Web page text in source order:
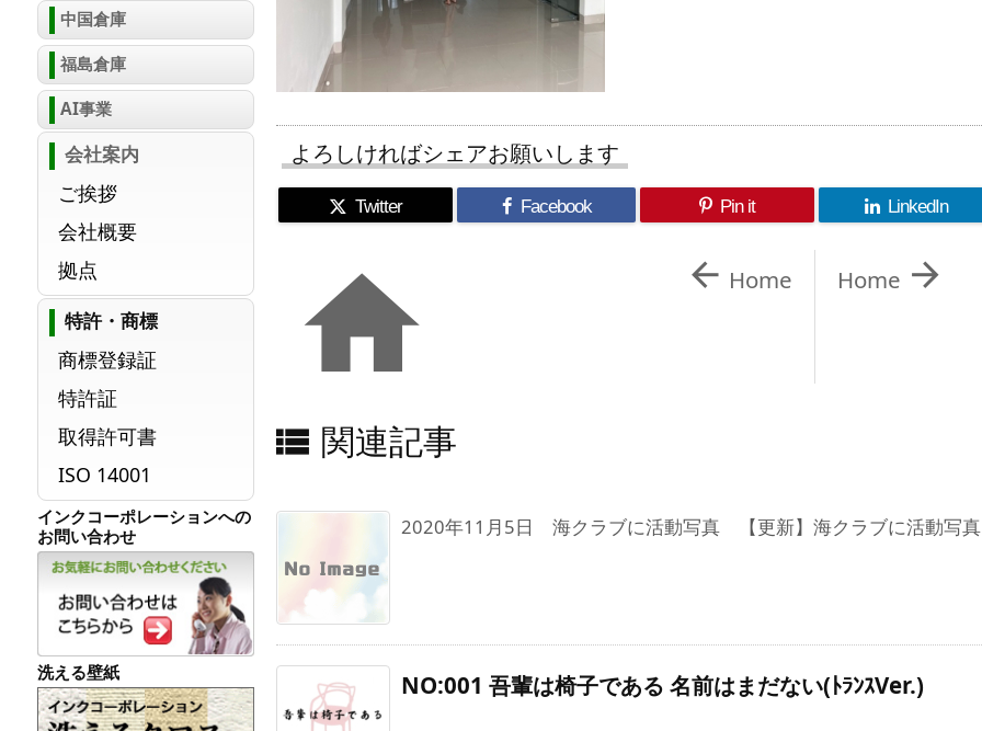
よろしければシェアお願いします
Twitter Facebook Pin it LinkedIn

Home
  Home
 関連記事
2020年11月5日 海クラブに活動写真 【更新】海クラブに活動写
NO:001 吾輩は椅子である 名前はまだない(ﾄﾗﾝｽVer.)
中国倉庫
福島倉庫
AI事業
会社案内
ご挨拶
会社概要
拠点
特許・商標
商標登録証
特許証
取得許可書
ISO 14001
インクコーポレーションへの
お問い合わせ
洗える壁紙